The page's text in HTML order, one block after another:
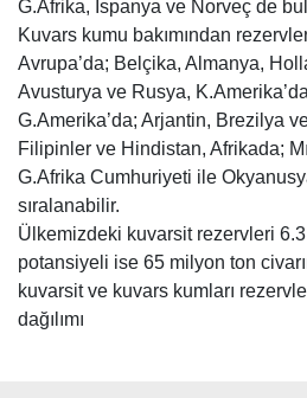
G.Afrika, İspanya ve Norveç de
Kuvars kumu bakımından
Avrupa’da; Belçika, Almanya,
Avusturya ve Rusya,
G.Amerika’da; Arjantin, Brezilya
Filipinler ve Hindistan, Afrikada;
G.Afrika Cumhuriyeti ile
sıralanabilir.
Ülkemizdeki kuvarsit rezervleri
potansiyeli ise 65 milyon ton
kuvarsit ve kuvars kumları
dağılımı